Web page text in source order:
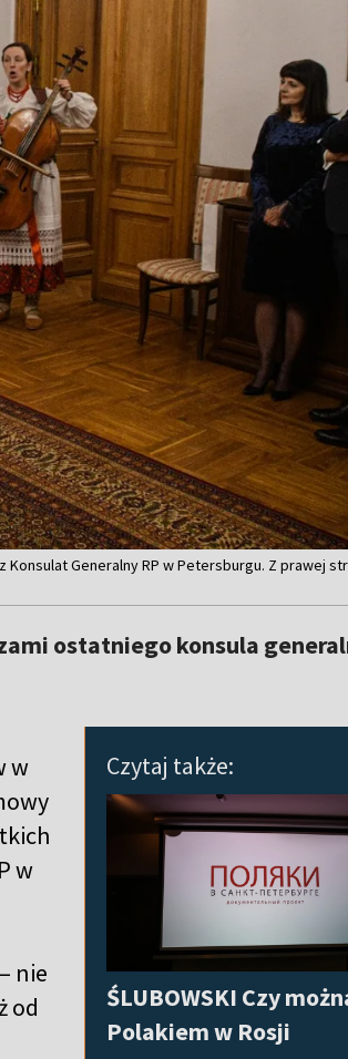
Generalny RP w Petersburgu. Z prawej
ostatniego konsula
Czytaj także:
ŚLUBOWSKI Czy
Polakiem w Rosji
w
w
nie
od